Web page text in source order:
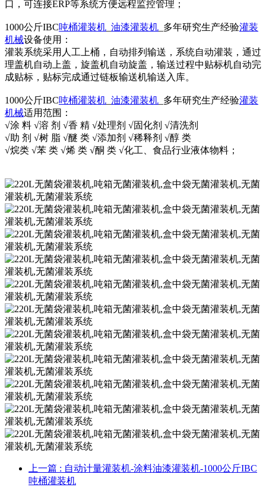
口，可连接ERP等系统方便远程监控管理；
1000公斤IBC吨桶灌装机 油漆灌装机 _多年研究生产经验灌装
机械设备使用：
灌装系统采用人工上桶，自动排列输送，系统自动灌装，通过
理盖机自动上盖，旋盖机自动旋盖，输送过程中贴标机自动完
成贴标，贴标完成通过链板输送机输送入库。
1000公斤IBC吨桶灌装机 油漆灌装机 _多年研究生产经验灌装
机械适用范围：
√涂 料 √溶 剂 √香 精 √处理剂 √固化剂 √清洗剂
√助 剂 √树 脂 √醚 类 √添加剂 √稀释剂 √醇 类
√烷类 √苯 类 √烯 类 √酮 类 √化工、食品行业液体物料；
上一篇 : 自动计量灌装机-涂料油漆灌装机-1000公斤IBC
吨桶灌装机